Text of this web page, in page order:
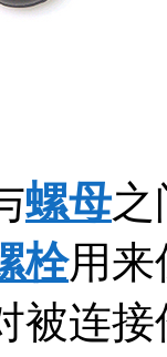
螺母
栓用来
被连